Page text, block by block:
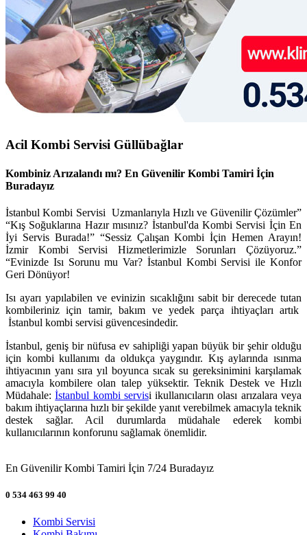
Acil Kombi Servisi Güllübağlar
Kombiniz Arızalandı mı? En Güvenilir Kombi Tamiri İçin
Buradayız
İstanbulKombi Servisi Uzmanlarıyla Hızlı ve Güvenilir Çözümler”
“Kış Soğuklarına Hazır mısınız? İstanbul'da Kombi Servisi İçin En
İyi Servis Burada!” “Sessiz Çalışan Kombi İçin Hemen Arayın!
İzmir Kombi Servisi Hizmetlerimizle Sorunları Çözüyoruz.”
“Evinizde Isı Sorunu mu Var? İstanbul Kombi Servisi ile Konfor
Geri Dönüyor!
Isı ayarı yapılabilen ve evinizin sıcaklığını sabit bir derecede tutan
kombileriniz için tamir, bakım ve yedek parça ihtiyaçları artık
İstanbul kombi servisi güvencesindedir.
İstanbul, geniş bir nüfusa ev sahipliği yapan büyük bir şehir olduğu
için kombi kullanımı da oldukça yaygındır. Kış aylarında ısınma
ihtiyacının yanı sıra yıl boyunca sıcak su gereksinimini karşılamak
amacıyla kombilere olan talep yüksektir. Teknik Destek ve Hızlı
Müdahale:İstanbul kombi servisi ikullanıcıların olası arızalara veya
bakım ihtiyaçlarına hızlı bir şekilde yanıt verebilmek amacıyla teknik
destek sağlar. Acil durumlarda müdahale ederek kombi
kullanıcılarının konforunu sağlamak önemlidir.
En Güvenilir Kombi Tamiri İçin 7/24 Buradayız
0 534 463 99 40
Kombi Servisi